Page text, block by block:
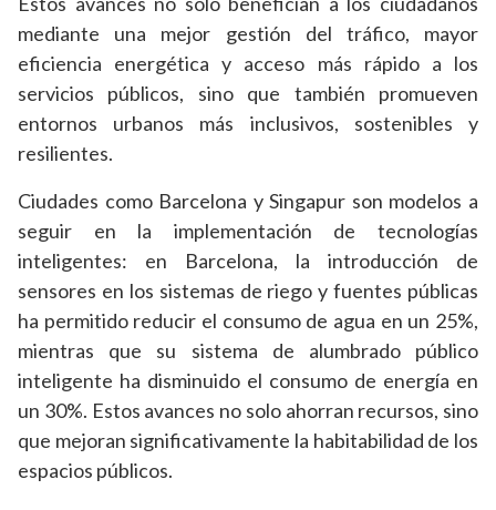
mediante una mejor gestión del tráfico, mayor
eficiencia energética y acceso más rápido a los
servicios públicos, sino que también promueven
entornos urbanos más inclusivos, sostenibles y
resilientes.
Ciudades como Barcelona y Singapur son modelos a
seguir en la implementación de tecnologías
inteligentes: en Barcelona, la introducción de
sensores en los sistemas de riego y fuentes públicas
ha permitido reducir el consumo de agua en un 25%,
mientras que su sistema de alumbrado público
inteligente ha disminuido el consumo de energía en
un 30%. Estos avances no solo ahorran recursos, sino
que mejoran significativamente la habitabilidad de los
espacios públicos.